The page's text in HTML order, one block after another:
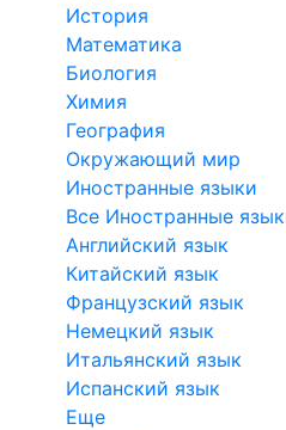
История
Математика
Биология
Химия
География
Окружающий мир
Иностранные языки
Все Иностранные
Английский язык
Китайский язык
Французский язык
Немецкий язык
Итальянский язык
Испанский язык
Еще